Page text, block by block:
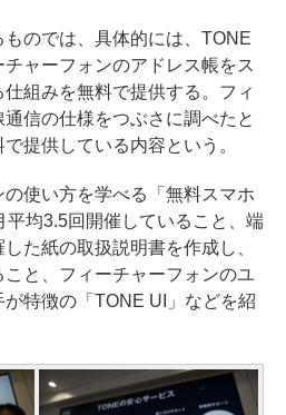
のでは、具体的には、TONE
ャーフォンのアドレス帳をス
組みを無料で提供する。フィ
信の仕様をつぶさに調べたと
提供している内容という。
使い方を学べる「無料スマホ
均3.5回開催していること、端
た紙の取扱説明書を作成し、
と、フィーチャーフォンのユ
特徴の「TONE UI」などを紹